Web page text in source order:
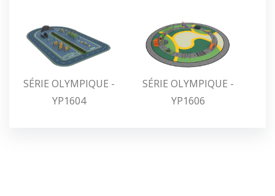
SÉRIE OLYMPIQUE -
YP1604
SÉRIE OLYMPIQUE -
YP1606